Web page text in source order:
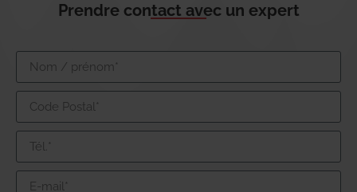
Prendre contact avec un expert